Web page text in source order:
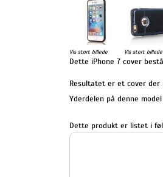
Vis stort billede Vis stort billede
Dette iPhone 7 cover
Resultatet er et cover
Yderdelen på denne
Dette produkt er listet i